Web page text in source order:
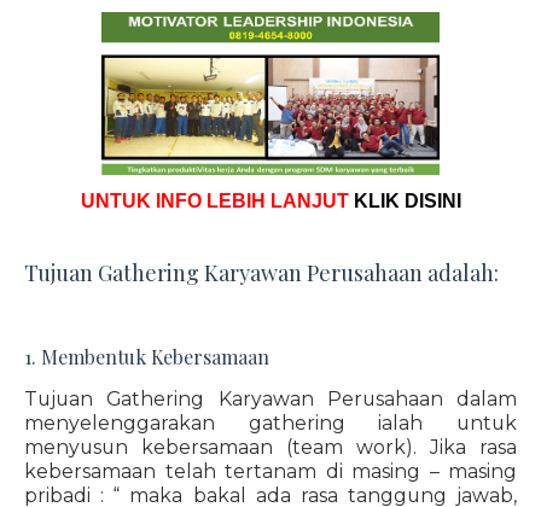
UNTUK INFO LEBIH LANJUT KLIK DISINI
Tujuan Gathering Karyawan Perusahaan adalah:
1. Membentuk Kebersamaan
Tujuan Gathering Karyawan Perusahaan dalam
menyelenggarakan gathering ialah untuk
menyusun kebersamaan (team work). Jika rasa
kebersamaan telah tertanam di masing – masing
pribadi : “ maka bakal ada rasa tanggung jawab,